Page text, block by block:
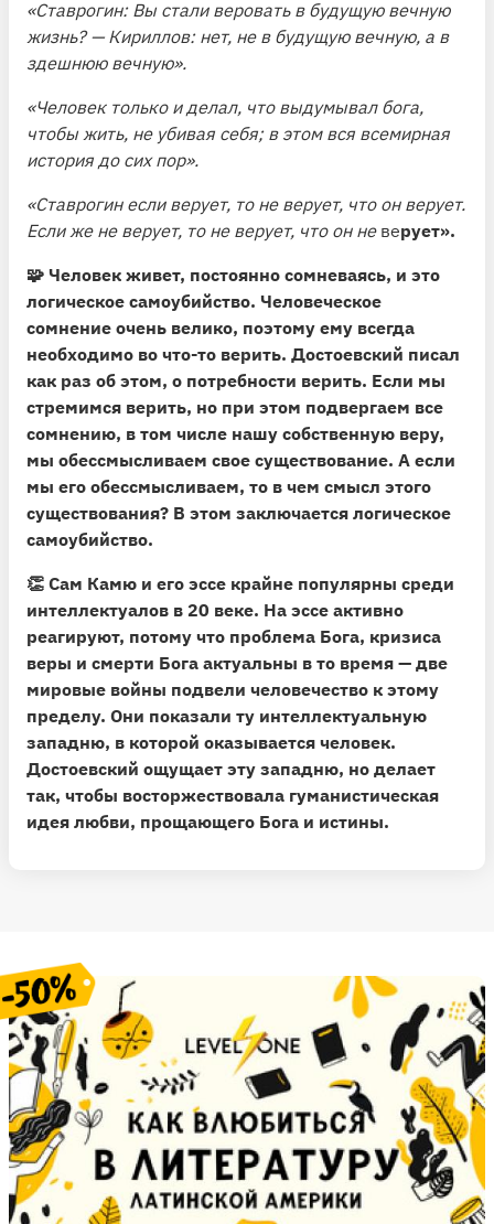
«Ставрогин: Вы стали веровать в будущую вечную
жизнь? — Кириллов: нет, не в будущую вечную, а в
здешнюю вечную».
«Человек только и делал, что выдумывал бога,
чтобы жить, не убивая себя; в этом вся всемирная
история до сих пор».
«Ставрогин если верует, то не верует, что он верует.
Если же не верует, то не верует, что он неверует».
🧩 Человек живет, постоянно сомневаясь, и это
логическое самоубийство. Человеческое
сомнение очень велико, поэтому ему всегда
необходимо во что-то верить. Достоевский писал
как раз об этом, о потребности верить. Если мы
стремимся верить, но при этом подвергаем все
сомнению, в том числе нашу собственную веру,
мы обессмысливаем свое существование. А если
мы его обессмысливаем, то в чем смысл этого
существования? В этом заключается логическое
самоубийство.
👏 Сам Камю и его эссе крайне популярны среди
интеллектуалов в 20 веке. На эссе активно
реагируют, потому что проблема Бога, кризиса
веры и смерти Бога актуальны в то время — две
мировые войны подвели человечество к этому
пределу. Они показали ту интеллектуальную
западню, в которой оказывается человек.
Достоевский ощущает эту западню, но делает
так, чтобы восторжествовала гуманистическая
идея любви, прощающего Бога и истины.